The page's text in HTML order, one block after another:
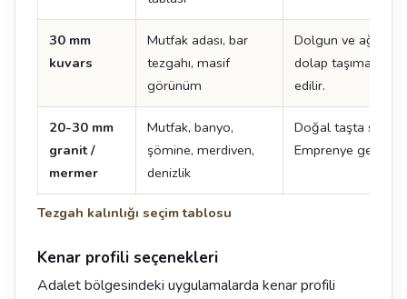
Tezgah kalınlığı seçim tablosu
30 mm
kuvars
Mutfak adası, bar
tezgahı, masif
görünüm
Dolgun ve ağır
dolap taşıma
edilir.
20-30 mm
granit /
mermer
Mutfak, banyo,
şömine, merdiven,
denizlik
Doğal taşta
Emprenye
Kenar profili seçenekleri
Adalet bölgesindeki uygulamalarda kenar profili